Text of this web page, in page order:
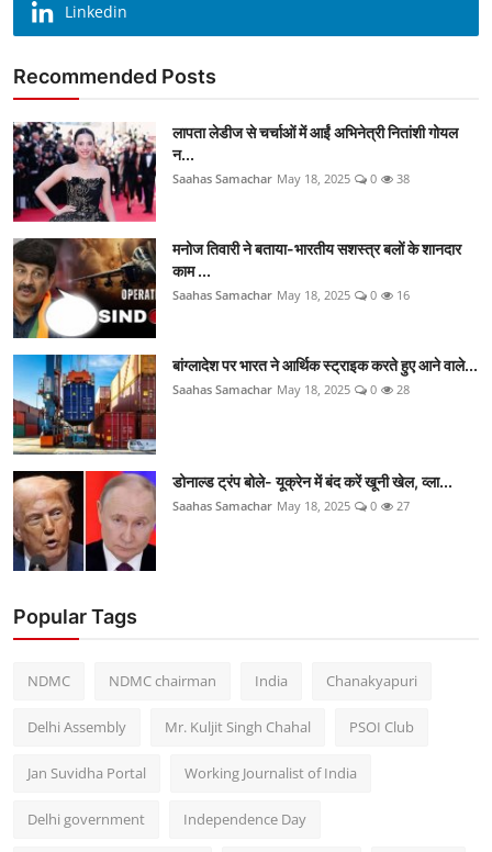
Linkedin
Recommended Posts
लापता लेडीज से चर्चाओं में आईं अभिनेत्री नितांशी गोयल
न...
Saahas Samachar May 18, 2025 0 38
मनोज तिवारी ने बताया-भारतीय सशस्त्र बलों के शानदार
काम ...
Saahas Samachar May 18, 2025 0 16
बांग्लादेश पर भारत ने आर्थिक स्ट्राइक करते हुए आने वाले...
Saahas Samachar May 18, 2025 0 28
डोनाल्ड ट्रंप बोले- यूक्रेन में बंद करें खूनी खेल, व्ला...
Saahas Samachar May 18, 2025 0 27
Popular Tags
NDMC NDMC chairman India Chanakyapuri
Delhi Assembly Mr. Kuljit Singh Chahal PSOI Club
Jan Suvidha Portal Working Journalist of India
Delhi government Independence Day